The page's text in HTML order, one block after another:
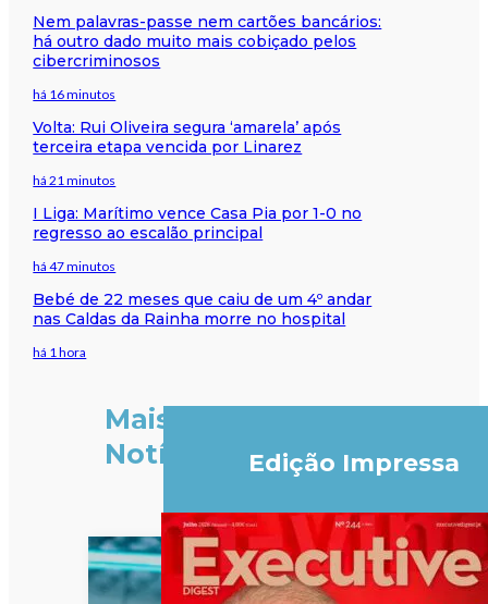
Nem palavras-passe nem cartões bancários:
há outro dado muito mais cobiçado pelos
cibercriminosos
há 16 minutos
Volta: Rui Oliveira segura ‘amarela’ após
terceira etapa vencida por Linarez
há 21 minutos
I Liga: Marítimo vence Casa Pia por 1-0 no
regresso ao escalão principal
há 47 minutos
Bebé de 22 meses que caiu de um 4º andar
nas Caldas da Rainha morre no hospital
há 1 hora
Mais
Notícias
Edição Impressa